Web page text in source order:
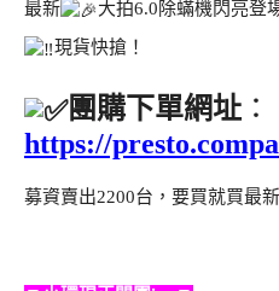
最新
大拍6.0除蟎機閃亮登
現貨快搶！
團購下單網址 ：
https://
募資賣出2200台，要買就買最